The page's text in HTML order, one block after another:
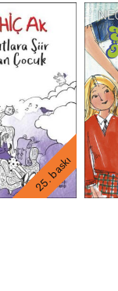
25. baskı